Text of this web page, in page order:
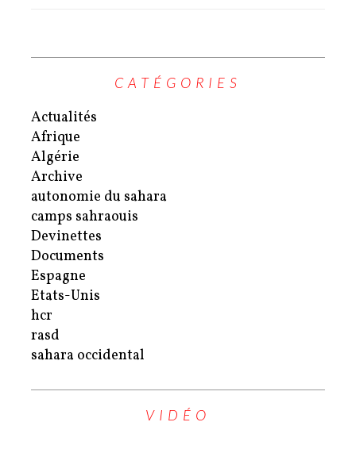
CATÉGORIES
Actualités
Afrique
Algérie
Archive
autonomie du sahara
camps sahraouis
Devinettes
Documents
Espagne
Etats-Unis
hcr
rasd
sahara occidental
VIDÉO